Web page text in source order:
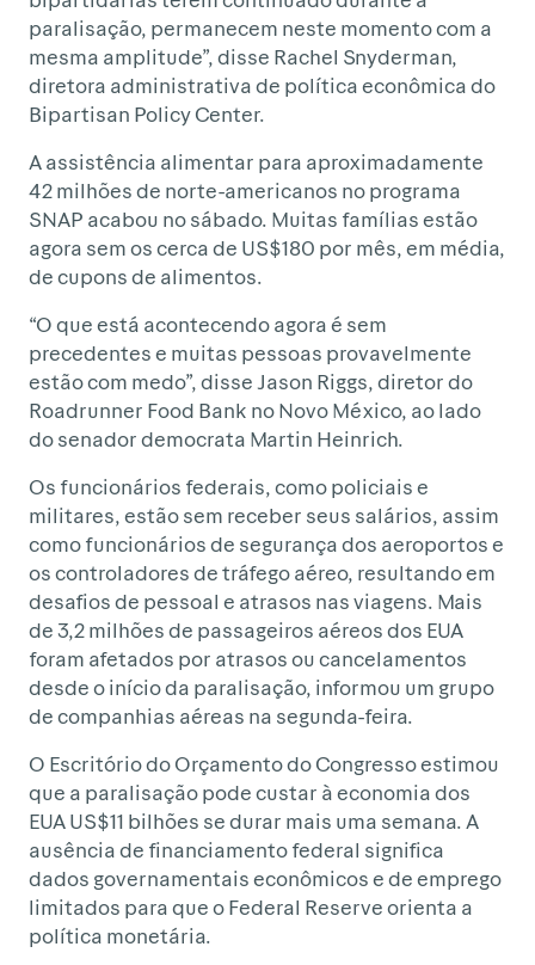
paralisação, permanecem neste momento com a
mesma amplitude”, disse Rachel Snyderman,
diretora administrativa de política econômica do
Bipartisan Policy Center.
A assistência alimentar para aproximadamente
42 milhões de norte-americanos no programa
SNAP acabou no sábado. Muitas famílias estão
agora sem os cerca de US$180 por mês, em média,
de cupons de alimentos.
“O que está acontecendo agora é sem
precedentes e muitas pessoas provavelmente
estão com medo”, disse Jason Riggs, diretor do
Roadrunner Food Bank no Novo México, ao lado
do senador democrata Martin Heinrich.
Os funcionários federais, como policiais e
militares, estão sem receber seus salários, assim
como funcionários de segurança dos aeroportos e
os controladores de tráfego aéreo, resultando em
desafios de pessoal e atrasos nas viagens. Mais
de 3,2 milhões de passageiros aéreos dos EUA
foram afetados por atrasos ou cancelamentos
desde o início da paralisação, informou um grupo
de companhias aéreas na segunda-feira.
O Escritório do Orçamento do Congresso estimou
que a paralisação pode custar à economia dos
EUA US$11 bilhões se durar mais uma semana. A
ausência de financiamento federal significa
dados governamentais econômicos e de emprego
limitados para que o Federal Reserve orienta a
política monetária.